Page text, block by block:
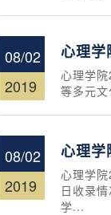
08/02
2019
心理
心理学
等多元
08/02
2019
心理学
心理学
日收录
学...